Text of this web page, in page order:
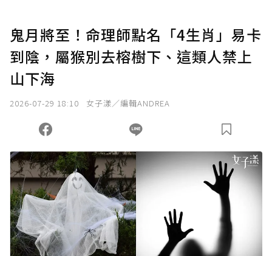
鬼月將至！命理師點名「4生肖」易卡
到陰，屬猴別去榕樹下、這類人禁上
山下海
2026-07-29 18:10 女子漾／編輯ANDREA